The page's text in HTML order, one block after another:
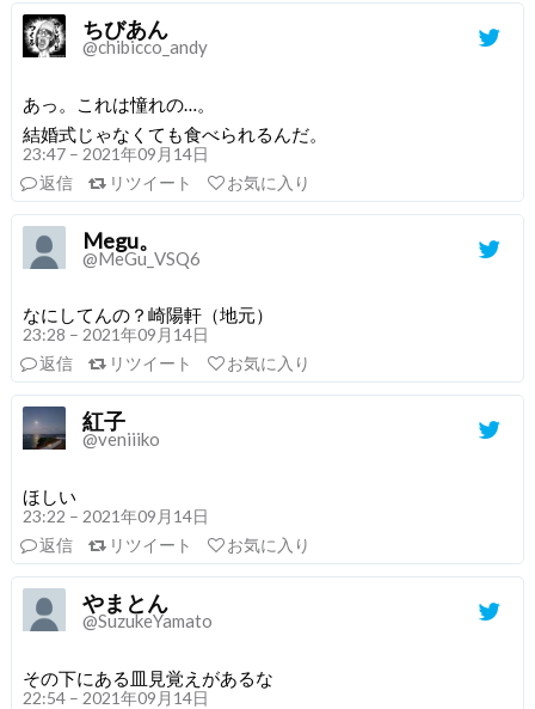
ちびあん
@chibicco_andy
あっ。これは憧れの…。
結婚式じゃなくても食べられるんだ。
23:47 – 2021年09月14日
返信
リツイート お気に入り
Megu。
@MeGu_VSQ6
なにしてんの？崎陽軒（地元）
23:28 – 2021年09月14日
返信
リツイート お気に入り
紅子
@veniiiko
ほしい
23:22 – 2021年09月14日
返信
リツイート お気に入り
やまとん
@SuzukeYamato
その下にある皿見覚えがあるな
22:54 – 2021年09月14日